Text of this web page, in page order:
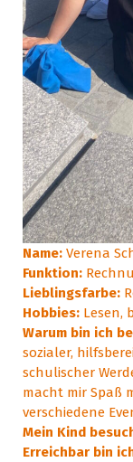
Name: Verena
Funktion:
Lieblingsfarbe:
Hobbies: Lesen,
Warum bin ich
sozialer,
schulischer
macht mir Spaß
verschiedene
Mein Kind
Erreichbar bin